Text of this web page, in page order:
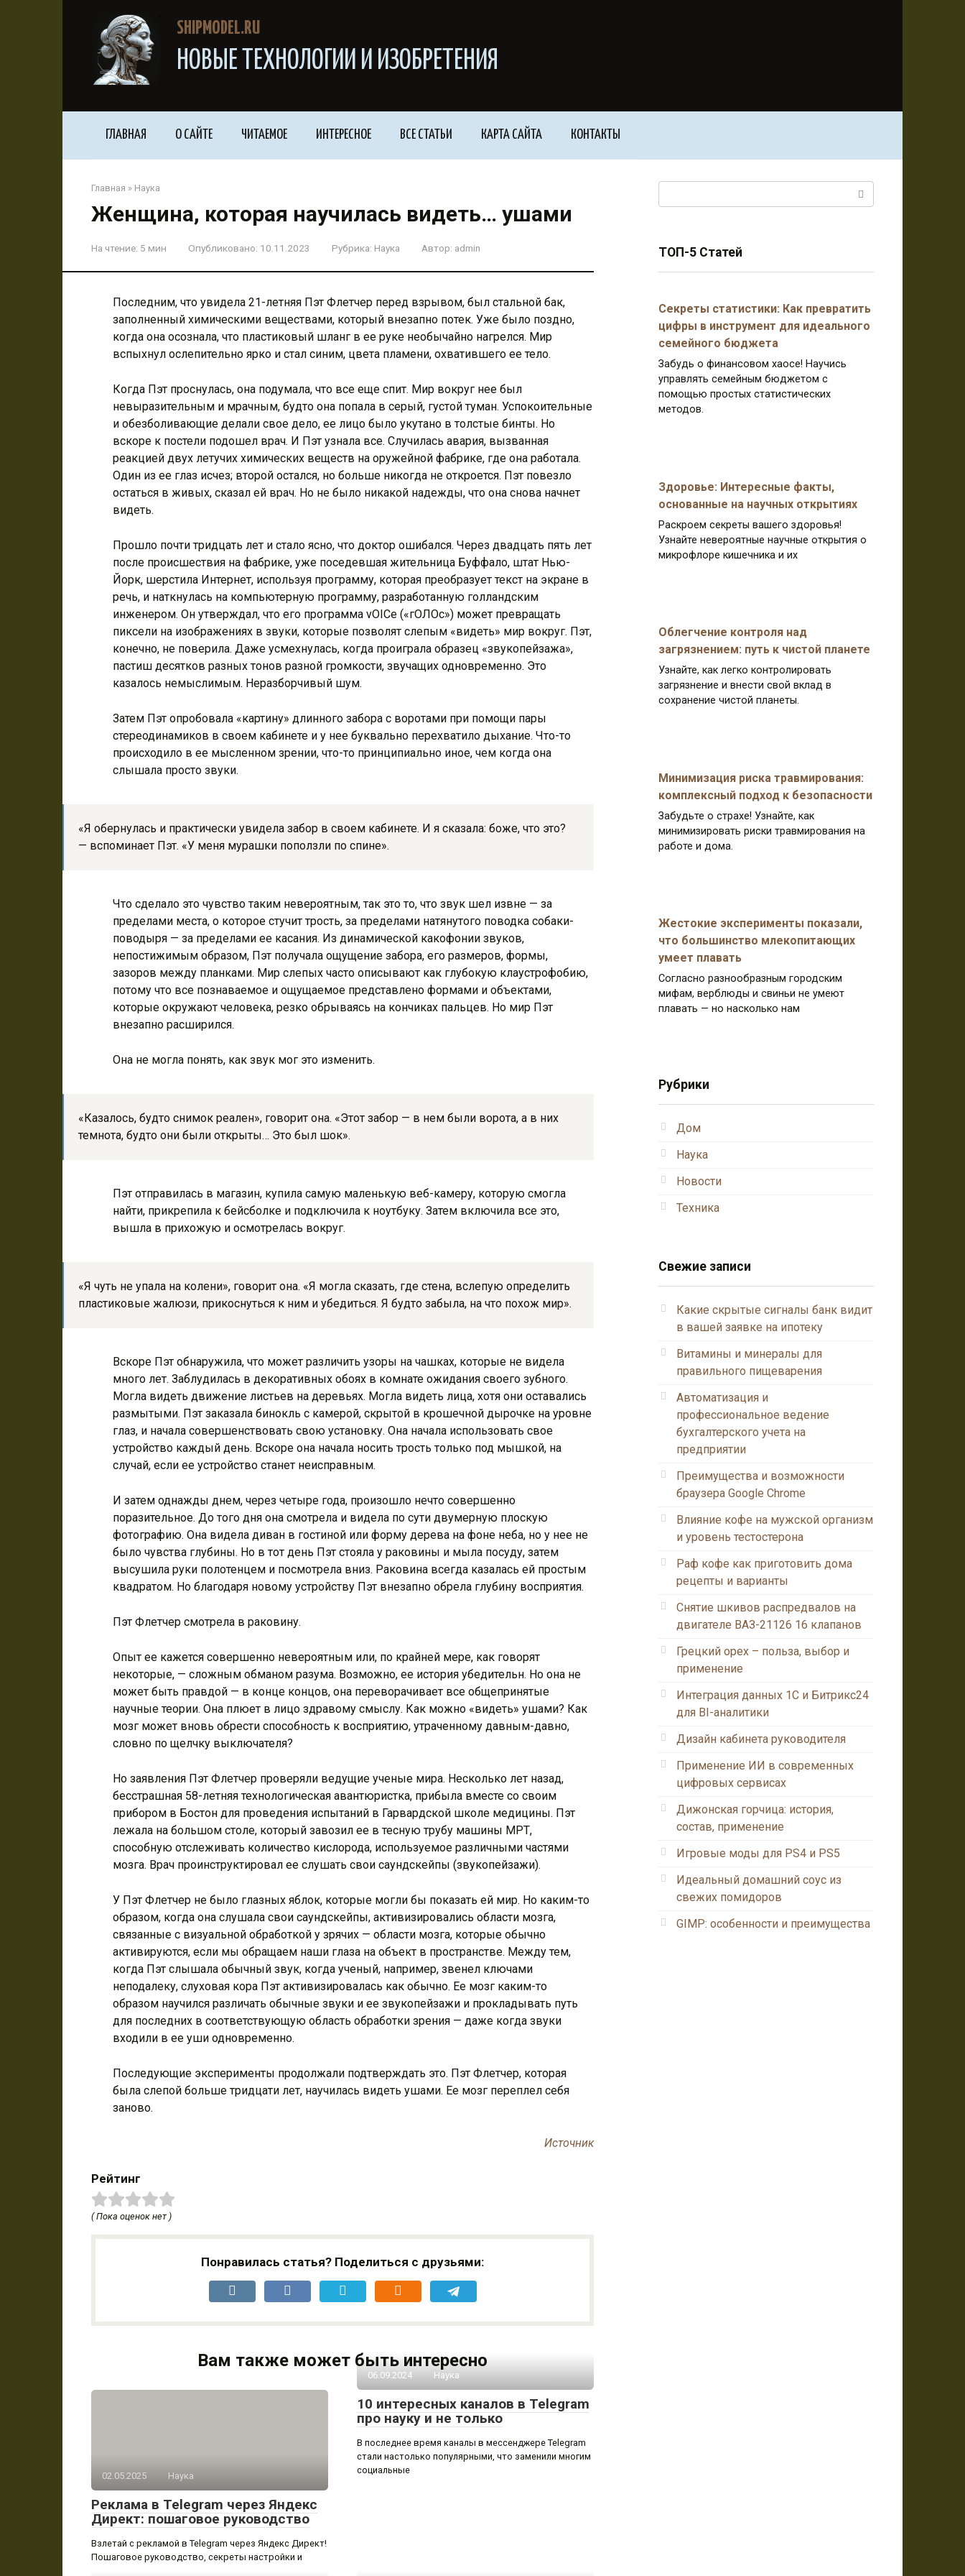
SHIPMODEL.RU
НОВЫЕ ТЕХНОЛОГИИ И ИЗОБРЕТЕНИЯ
ГЛАВНАЯ О САЙТЕ ЧИТАЕМОЕ ИНТЕРЕСНОЕ ВСЕ СТАТЬИ КАРТА САЙТА КОНТАКТЫ
Главная » Наука
Женщина, которая научилась видеть… ушами
На чтение: 5 мин Опубликовано: 10.11.2023 Рубрика: Наука Автор: admin
Последним, что увидела 21-летняя Пэт Флетчер перед взрывом, был стальной бак,
заполненный химическими веществами, который внезапно потек. Уже было поздно,
когда она осознала, что пластиковый шланг в ее руке необычайно нагрелся. Мир
вспыхнул ослепительно ярко и стал синим, цвета пламени, охватившего ее тело.
Когда Пэт проснулась, она подумала, что все еще спит. Мир вокруг нее был
невыразительным и мрачным, будто она попала в серый, густой туман. Успокоительные
и обезболивающие делали свое дело, ее лицо было укутано в толстые бинты. Но
вскоре к постели подошел врач. И Пэт узнала все. Случилась авария, вызванная
реакцией двух летучих химических веществ на оружейной фабрике, где она работала.
Один из ее глаз исчез; второй остался, но больше никогда не откроется. Пэт повезло
остаться в живых, сказал ей врач. Но не было никакой надежды, что она снова начнет
видеть.
Прошло почти тридцать лет и стало ясно, что доктор ошибался. Через двадцать пять лет
после происшествия на фабрике, уже поседевшая жительница Буффало, штат Нью-
Йорк, шерстила Интернет, используя программу, которая преобразует текст на экране в
речь, и наткнулась на компьютерную программу, разработанную голландским
инженером. Он утверждал, что его программа vOICe («гОЛОс») может превращать
пиксели на изображениях в звуки, которые позволят слепым «видеть» мир вокруг. Пэт,
конечно, не поверила. Даже усмехнулась, когда проиграла образец «звукопейзажа»,
пастиш десятков разных тонов разной громкости, звучащих одновременно. Это
казалось немыслимым. Неразборчивый шум.
Затем Пэт опробовала «картину» длинного забора с воротами при помощи пары
стереодинамиков в своем кабинете и у нее буквально перехватило дыхание. Что-то
происходило в ее мысленном зрении, что-то принципиально иное, чем когда она
слышала просто звуки.
«Я обернулась и практически увидела забор в своем кабинете. И я сказала: боже, что это?
— вспоминает Пэт. «У меня мурашки поползли по спине».
Что сделало это чувство таким невероятным, так это то, что звук шел извне — за
пределами места, о которое стучит трость, за пределами натянутого поводка собаки-
поводыря — за пределами ее касания. Из динамической какофонии звуков,
непостижимым образом, Пэт получала ощущение забора, его размеров, формы,
зазоров между планками. Мир слепых часто описывают как глубокую клаустрофобию,
потому что все познаваемое и ощущаемое представлено формами и объектами,
которые окружают человека, резко обрываясь на кончиках пальцев. Но мир Пэт
внезапно расширился.
Она не могла понять, как звук мог это изменить.
«Казалось, будто снимок реален», говорит она. «Этот забор — в нем были ворота, а в них
темнота, будто они были открыты… Это был шок».
Пэт отправилась в магазин, купила самую маленькую веб-камеру, которую смогла
найти, прикрепила к бейсболке и подключила к ноутбуку. Затем включила все это,
вышла в прихожую и осмотрелась вокруг.
«Я чуть не упала на колени», говорит она. «Я могла сказать, где стена, вслепую определить
пластиковые жалюзи, прикоснуться к ним и убедиться. Я будто забыла, на что похож мир».
Вскоре Пэт обнаружила, что может различить узоры на чашках, которые не видела
много лет. Заблудилась в декоративных обоях в комнате ожидания своего зубного.
Могла видеть движение листьев на деревьях. Могла видеть лица, хотя они оставались
размытыми. Пэт заказала бинокль с камерой, скрытой в крошечной дырочке на уровне
глаз, и начала совершенствовать свою установку. Она начала использовать свое
устройство каждый день. Вскоре она начала носить трость только под мышкой, на
случай, если ее устройство станет неисправным.
И затем однажды днем, через четыре года, произошло нечто совершенно
поразительное. До того дня она смотрела и видела по сути двумерную плоскую
фотографию. Она видела диван в гостиной или форму дерева на фоне неба, но у нее не
было чувства глубины. Но в тот день Пэт стояла у раковины и мыла посуду, затем
высушила руки полотенцем и посмотрела вниз. Раковина всегда казалась ей простым
квадратом. Но благодаря новому устройству Пэт внезапно обрела глубину восприятия.
Пэт Флетчер смотрела в раковину.
Опыт ее кажется совершенно невероятным или, по крайней мере, как говорят
некоторые, — сложным обманом разума. Возможно, ее история убедительн. Но она не
может быть правдой — в конце концов, она переворачивает все общепринятые
научные теории. Она плюет в лицо здравому смыслу. Как можно «видеть» ушами? Как
мозг может вновь обрести способность к восприятию, утраченному давным-давно,
словно по щелчку выключателя?
Но заявления Пэт Флетчер проверяли ведущие ученые мира. Несколько лет назад,
бесстрашная 58-летняя технологическая авантюристка, прибыла вместе со своим
прибором в Бостон для проведения испытаний в Гарвардской школе медицины. Пэт
лежала на большом столе, который завозил ее в тесную трубу машины МРТ,
способную отслеживать количество кислорода, используемое различными частями
мозга. Врач проинструктировал ее слушать свои саундскейпы (звукопейзажи).
У Пэт Флетчер не было глазных яблок, которые могли бы показать ей мир. Но каким-то
образом, когда она слушала свои саундскейпы, активизировались области мозга,
связанные с визуальной обработкой у зрячих — области мозга, которые обычно
активируются, если мы обращаем наши глаза на объект в пространстве. Между тем,
когда Пэт слышала обычный звук, когда ученый, например, звенел ключами
неподалеку, слуховая кора Пэт активизировалась как обычно. Ее мозг каким-то
образом научился различать обычные звуки и ее звукопейзажи и прокладывать путь
для последних в соответствующую область обработки зрения — даже когда звуки
входили в ее уши одновременно.
Последующие эксперименты продолжали подтверждать это. Пэт Флетчер, которая
была слепой больше тридцати лет, научилась видеть ушами. Ее мозг переплел себя
заново.
Источник
Рейтинг
( Пока оценок нет )
Понравилась статья? Поделиться с друзьями:
Вам также может быть интересно
02.05.2025 Наука
Реклама в Telegram через Яндекс
Директ: пошаговое руководство
Взлетай с рекламой в Telegram через Яндекс Директ!
Пошаговое руководство, секреты настройки и
06.09.2024 Наука
10 интересных каналов в Telegram
про науку и не только
В последнее время каналы в мессенджере Telegram
стали настолько популярными, что заменили многим
социальные
ТОП-5 Статей
Секреты статистики: Как превратить
цифры в инструмент для идеального
семейного бюджета
Забудь о финансовом хаосе! Научись
управлять семейным бюджетом с
помощью простых статистических
методов.
Здоровье: Интересные факты,
основанные на научных открытиях
Раскроем секреты вашего здоровья!
Узнайте невероятные научные открытия о
микрофлоре кишечника и их
Облегчение контроля над
загрязнением: путь к чистой планете
Узнайте, как легко контролировать
загрязнение и внести свой вклад в
сохранение чистой планеты.
Минимизация риска травмирования:
комплексный подход к безопасности
Забудьте о страхе! Узнайте, как
минимизировать риски травмирования на
работе и дома.
Жестокие эксперименты показали,
что большинство млекопитающих
умеет плавать
Согласно разнообразным городским
мифам, верблюды и свиньи не умеют
плавать — но насколько нам
Рубрики
Дом
Наука
Новости
Техника
Свежие записи
Какие скрытые сигналы банк видит
в вашей заявке на ипотеку
Витамины и минералы для
правильного пищеварения
Автоматизация и
профессиональное ведение
бухгалтерского учета на
предприятии
Преимущества и возможности
браузера Google Chrome
Влияние кофе на мужской организм
и уровень тестостерона
Раф кофе как приготовить дома
рецепты и варианты
Снятие шкивов распредвалов на
двигателе ВАЗ-21126 16 клапанов
Грецкий орех – польза, выбор и
применение
Интеграция данных 1С и Битрикс24
для BI-аналитики
Дизайн кабинета руководителя
Применение ИИ в современных
цифровых сервисах
Дижонская горчица: история,
состав, применение
Игровые моды для PS4 и PS5
Идеальный домашний соус из
свежих помидоров
GIMP: особенности и преимущества